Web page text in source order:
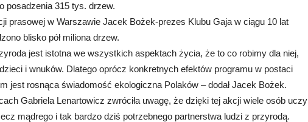
posadzenia 315 tys. drzew.
prasowej w Warszawie Jacek Bożek-prezes Klubu Gaja w ciągu 10 lat
blisko pół miliona drzew.
jest istotna we wszystkich aspektach życia, że to co robimy dla niej,
i wnuków. Dlatego oprócz konkretnych efektów programu w postaci
jest rosnąca świadomość ekologiczna Polaków – dodał Jacek Bożek.
Gabriela Lenartowicz zwróciła uwagę, że dzięki tej akcji wiele osób uczy
mądrego i tak bardzo dziś potrzebnego partnerstwa ludzi z przyrodą.